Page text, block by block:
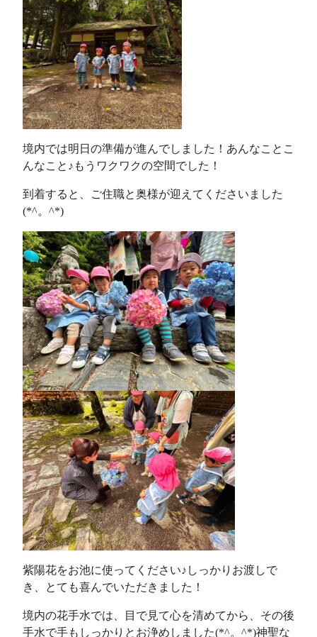
境内では明日の準備が進んでしました！あんなことこ
んなこと♪もうワクワクの空間でした！
到着すると、ご住職と奥様が迎えてくださいました
(*^。^*)
紫陽花をお池に使ってください♪しっかりお渡しで
き、とても喜んでいただきました！
境内の花手水では、目で見て心を清めてから、その後
手水で手もしっかりとお浄めしました(*^。^*)神聖な